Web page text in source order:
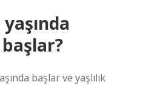
başlar ve yaşlılık